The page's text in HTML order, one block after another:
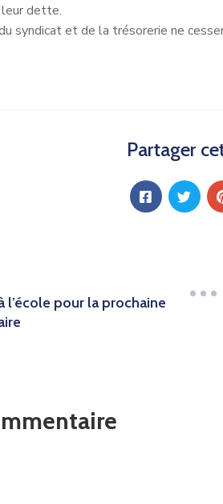
dette.
syndicat et de la trésorerie ne
Partager
l’école pour la prochaine